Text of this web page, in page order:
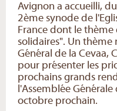
Avignon a accueilli,
2ème synode de
France dont le thème
solidaires". Un thème
Général de la Cevaa,
pour présenter les
prochains grands
l'Assemblée Générale
octobre prochain.